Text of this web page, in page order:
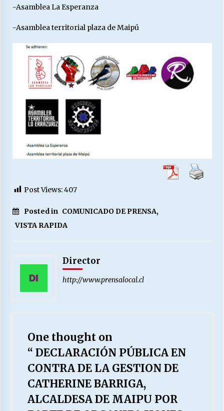
-Asamblea La Esperanza
-Asamblea territorial plaza de Maipú
Post Views:407
Posted in COMUNICADO DE PRENSA,
VISTA RAPIDA
Director
http://www.prensalocal.cl
One thought on
“ DECLARACIÓN PÚBLICA EN
CONTRA DE LA GESTION DE
CATHERINE BARRIGA,
ALCALDESA DE MAIPU POR